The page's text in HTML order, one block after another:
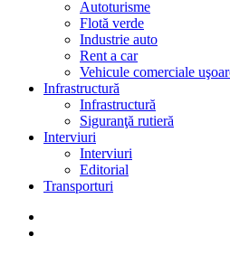
Autoturisme
Flotă verde
Industrie auto
Rent a car
Vehicule comerciale
Infrastructură
Infrastructură
Siguranţă rutieră
Interviuri
Interviuri
Editorial
Transporturi